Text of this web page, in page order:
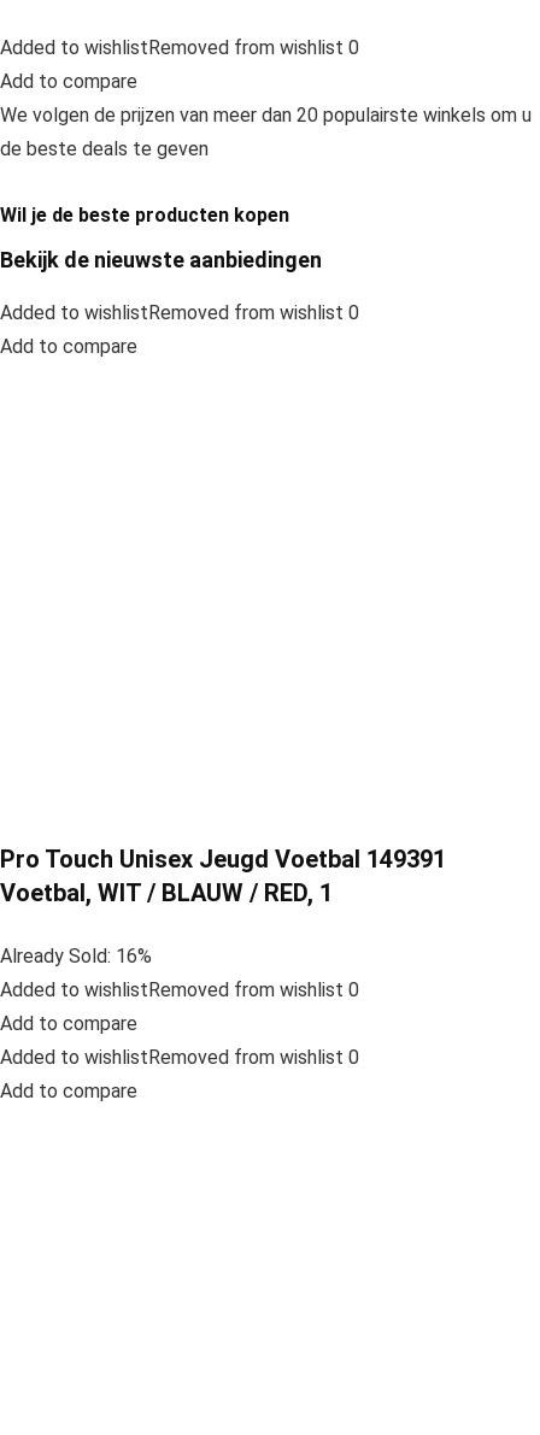
Added to wishlistRemoved from wishlist 0
Add to compare
We volgen de prijzen van meer dan 20 populairste winkels om u
de beste deals te geven
Wil je de beste producten kopen
Bekijk de nieuwste aanbiedingen
Added to wishlistRemoved from wishlist 0
Add to compare
Pro Touch Unisex Jeugd Voetbal 149391
Voetbal, WIT / BLAUW / RED, 1
Already Sold: 16%
Added to wishlistRemoved from wishlist 0
Add to compare
Added to wishlistRemoved from wishlist 0
Add to compare